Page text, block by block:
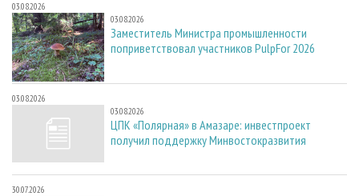
03.08.2026
03.08.2026
Заместитель Министра промышленности
поприветствовал участников PulpFor 2026
03.08.2026
03.08.2026
ЦПК «Полярная» в Амазаре: инвестпроект
получил поддержку Минвостокразвития
30.07.2026